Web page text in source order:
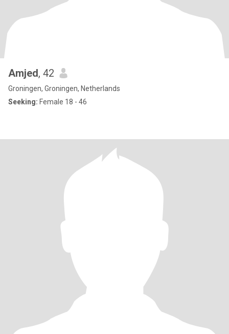
Amjed, 42
Groningen, Groningen, Netherlands
Seeking: Female 18 - 46